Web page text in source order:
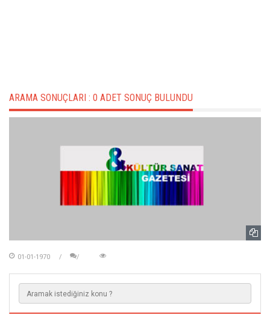
ARAMA SONUÇLARI : 0 ADET SONUÇ BULUNDU
01-01-1970